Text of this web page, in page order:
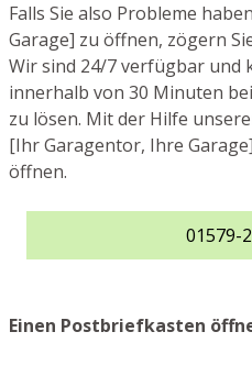
Falls Sie also Probleme
Garage] zu öffnen, zögern
Wir sind 24/7 verfügbar und
innerhalb von 30 Minuten
zu lösen. Mit der Hilfe
[Ihr Garagentor, Ihre
öffnen.
01579-
Einen Postbriefkasten